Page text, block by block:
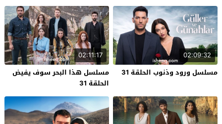
02:09:32
مسلسل ورود وذنوب الحلقة 31
02:11:17
مسلسل هذا البحر سوف يفيض
الحلقة 31